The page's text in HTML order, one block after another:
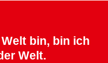
bin, bin ich
Welt.